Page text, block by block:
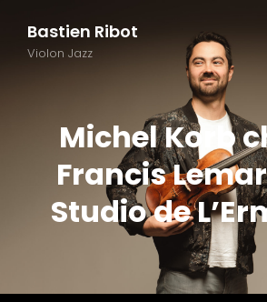
Bastien Ribot
Violon Jazz
Michel Korb
Francis
Studio de